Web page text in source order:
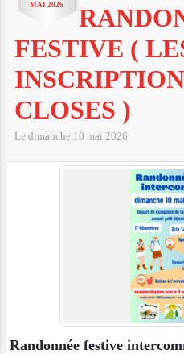
MAI 2026
FESTIVE (
CLOSES )
Le dimanche 10 mai 2026
Randonnée festive